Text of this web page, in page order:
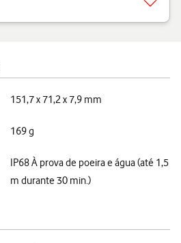
151,7 x 71,2 x 7,9 mm
169 g
IP68 À prova de poeira e água (até 1,5
m durante 30 min.)